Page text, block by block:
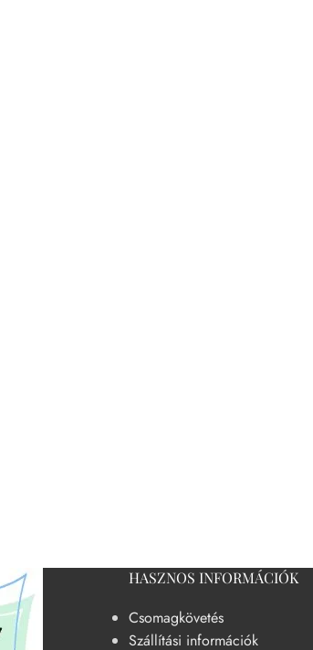
HASZNOS INFORMÁCIÓK
Csomagkövetés
Szállítási információk